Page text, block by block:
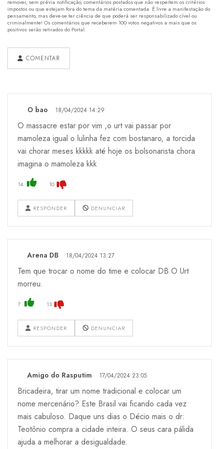
remover, sem prévia notificação, comentários postados que não respeitem os critérios
impostos ou que estejam fora do tema da matéria comentada. É livre a manifestação do
pensamento, mas deve-se ter ciência de que poderá ser responsabilizado cível ou
criminalmente! Os comentários que receberem 100 votos negativos a mais que os
positivos serão retirados do Portal.
COMENTAR
O bao 18/04/2024 14:29
O massacre estar por vim ,o urt vai passar por
mamoleza igual o lulinha fez com bostanaro, a torcida
vai chorar meses kkkkk até hoje os bolsonarista chora
imagina o mamoleza kkk
14 10
RESPONDER DENUNCIAR
Arena DB 18/04/2024 13:27
Tem que trocar o nome do time e colocar DB O Urt
morreu.
7 13
RESPONDER DENUNCIAR
Amigo do Rasputim 17/04/2024 23:05
Bricadeira, tirar um nome tradicional e colocar um
nome mercenário? Este Brasil vai ficando cada vez
mais cabuloso. Daque uns dias o Décio mais o dr:
Teotônio compra a cidade inteira. O seus cara pálida
ajuda a melhorar a desigualdade.